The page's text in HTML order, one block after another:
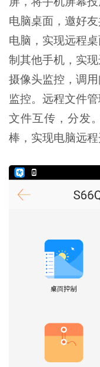
电脑桌面，邀好
电脑，实现远程
制其他手机，实
摄像头监控，调
监控。远程文件
文件互传，分发
棒，实现电脑远程